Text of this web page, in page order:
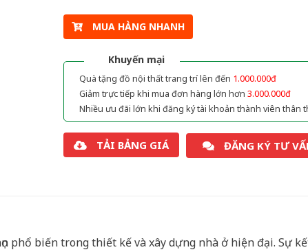
MUA HÀNG NHANH
Khuyến mại
Quà tặng đồ nội thất trang trí lên đến 1.000.000đ
Giảm trực tiếp khi mua đơn hàng lớn hơn 3.000.000đ
Nhiều ưu đãi lớn khi đăng ký tài khoản thành viên thân
TẢI BẢNG GIÁ ĐĂNG KÝ TƯ
phổ biến trong thiết kế và xây dựng nhà ở hiện đại. Sự